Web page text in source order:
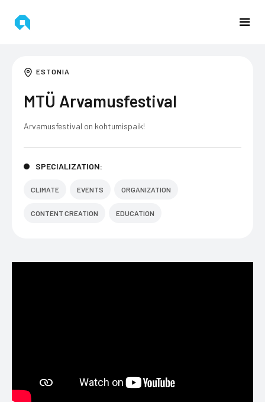
ESTONIA
MTÜ Arvamusfestival
Arvamusfestival on kohtumispaik!
SPECIALIZATION:
CLIMATE EVENTS ORGANIZATION
CONTENT CREATION EDUCATION